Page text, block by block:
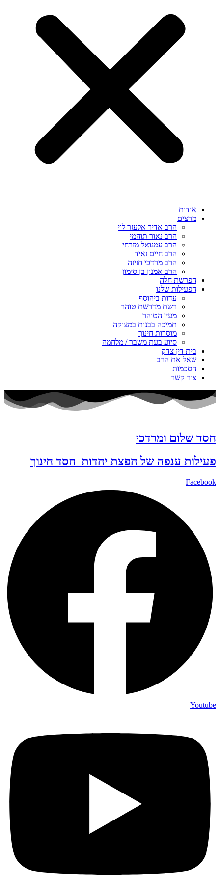
אודות
מרצים
הרב אדיר אלעזר לוי
הרב נאור תוהמי
הרב עמנואל מזרחי
הרב חיים זאיד
הרב מרדכי חזיזה
הרב אמנון בן סימון
הפרשת חלה
הפעילות שלנו
עדות ביהוסף
רשת מדרשת טוהר
מעין הטוהר
תמיכה בבנות במצוקה
מוסדות חינוך
סיוע בעת משבר / מלחמה
בית דין צדק
שאל את הרב
הסכמות
צור קשר
חסד שלום ומרדכי
פעילות ענפה של הפצת יהדות חסד חינוך
Facebook
Youtube